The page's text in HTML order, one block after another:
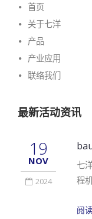
首页
关于七洋
产品
产业应用
联络我们
最新活动资讯
19
NOV
2024
七
程
阅